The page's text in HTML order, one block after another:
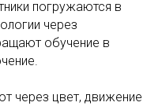
погружаются в
через
обучение в
через цвет, движение